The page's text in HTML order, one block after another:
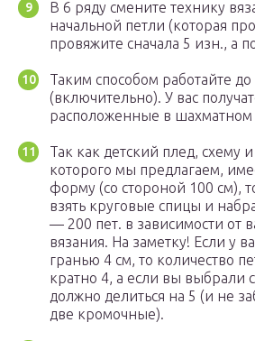
В 6 ряду смените технику
начальной петли (которая
провяжите сначала 5 изн., а
Таким способом работайте до
(включительно). У вас
расположенные в шахматном
Так как детский плед, схему
которого мы предлагаем,
форму (со стороной 100 см),
взять круговые спицы и
— 200 пет. в зависимости от
вязания. На заметку! Если у
гранью 4 см, то количество
кратно 4, а если вы выбрали
должно делиться на 5 (и не
две кромочные).